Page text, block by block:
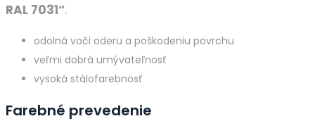
RAL 7031“.
odolná voči oderu a poškodeniu povrchu
veľmi dobrá umývateľnosť
vysoká stálofarebnosť
Farebné prevedenie